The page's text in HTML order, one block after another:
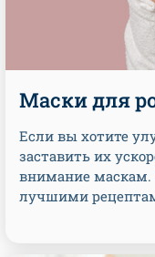
Маски для
Если вы хотите
заставить их
внимание маскам.
лучшими